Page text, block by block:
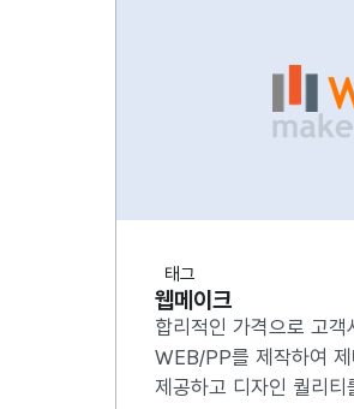
태그
웹메이크
합리적인 가격으로 고객
WEB/PP를 제작하여
제공하고 디자인 퀄리티